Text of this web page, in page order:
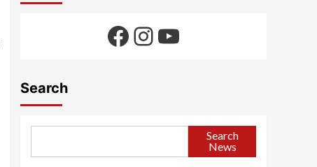
Facebook
Instagram
YouTube
Search
Search
News